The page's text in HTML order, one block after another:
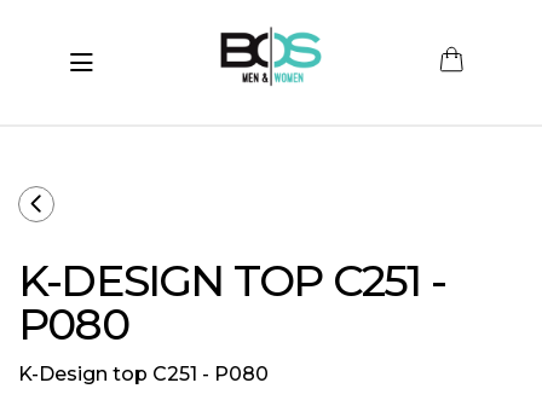
(Men)
(Sale)
Toggle navigation
K-DESIGN TOP C251 -
P080
K-Design top C251 - P080